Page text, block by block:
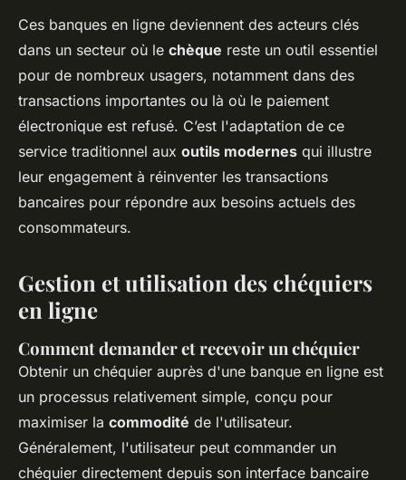
Ces banques en ligne deviennent des acteurs clés
dans un secteur où le chèque reste un outil essentiel
pour de nombreux usagers, notamment dans des
transactions importantes ou là où le paiement
électronique est refusé. C’est l'adaptation de ce
service traditionnel aux outils modernes qui illustre
leur engagement à réinventer les transactions
bancaires pour répondre aux besoins actuels des
consommateurs.
Gestion et utilisation des chéquiers
en ligne
Comment demander et recevoir un chéquier
Obtenir un chéquier auprès d'une banque en ligne est
un processus relativement simple, conçu pour
maximiser la commodité de l'utilisateur.
Généralement, l'utilisateur peut commander un
chéquier directement depuis son interface bancaire